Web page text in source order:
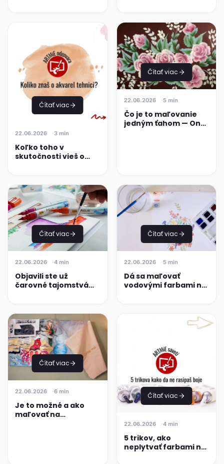
Čítať viac
22.06.2026 3 min
Koľko toho v
skutočnosti vieš o
Čítať viac
22.06.2026 5 min
Čo je to maľovanie
jedným ťahom — One
Čítať viac
22.06.2026 4 min
Objavili ste už
čarovné tajomstvá
Čítať viac
22.06.2026 5 min
Dá sa maľovať
vodovými farbami na
Čítať viac
22.06.2026 6 min
Je to možné a ako
maľovať na
Čítať viac
22.06.2026 4 min
5 trikov, ako
neplytvať farbami na